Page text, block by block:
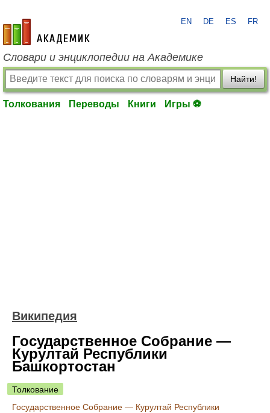
academic.ru
EN DE ES FR
Словари и энциклопедии на Академике
Найти!
Толкования Переводы Книги Игры ⚽
Википедия
Государственное Собрание —
Курултай Республики
Башкортостан
Толкование
Государственное Собрание — Курултай Республики